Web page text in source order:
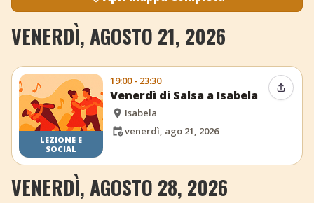
VENERDÌ, AGOSTO 21, 2026
LEZIONE E
SOCIAL
19:00 - 23:30
Venerdì di Salsa a Isabela
Isabela
venerdì, ago 21, 2026
VENERDÌ, AGOSTO 28, 2026